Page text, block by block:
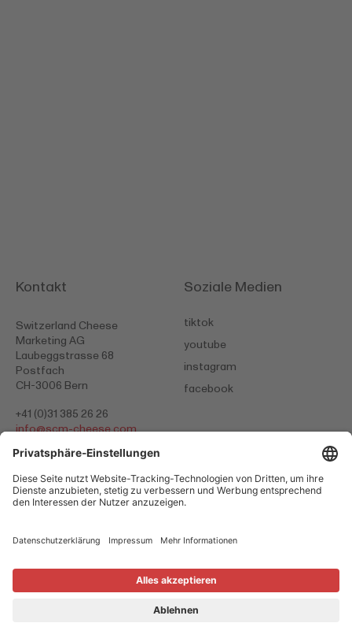
Kontakt
Switzerland Cheese
Marketing AG
Laubeggstrasse 68
Postfach
CH-3006 Bern
+41 (0)31 385 26 26
info@scm-cheese.com
Soziale Medien
tiktok
youtube
instagram
facebook